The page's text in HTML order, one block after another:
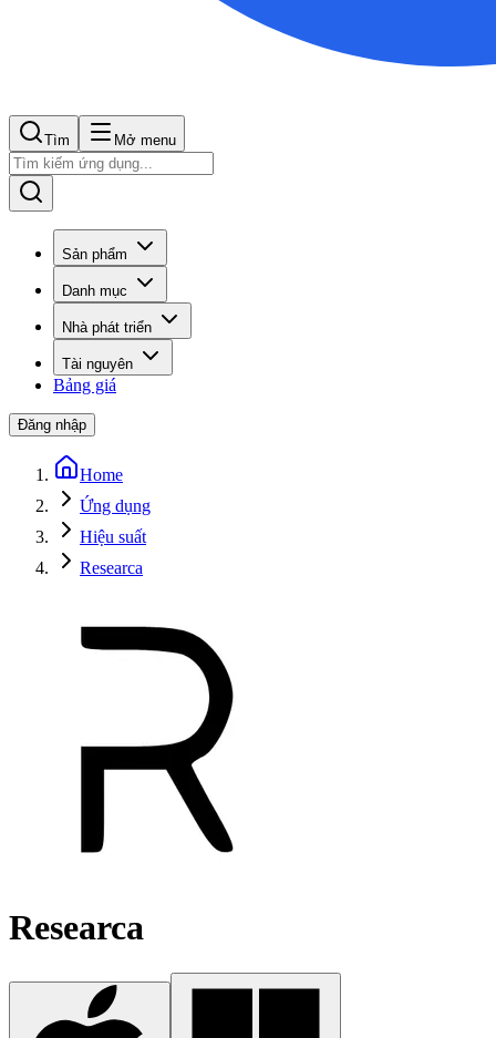
Tìm Mở menu
Sản phẩm
Danh mục
Nhà phát triển
Tài nguyên
Bảng giá
Đăng nhập
Home
Ứng dụng
Hiệu suất
Researca
Researca